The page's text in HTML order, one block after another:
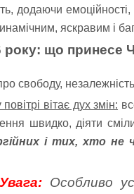
додаючи
яскравим і
що принесе
свободу, незалежність
вітає дух змін:
швидко, діяти
і тих, хто не
Увага: Особливо